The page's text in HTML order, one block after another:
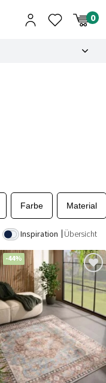
Farbe Material
Inspiration Übersicht
-44%